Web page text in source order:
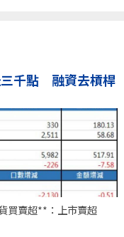
千點 融資去槓桿
買賣超**：上市賣超